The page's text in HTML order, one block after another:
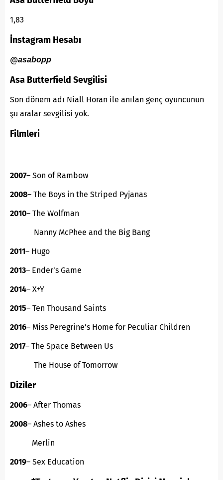
1,83
İnstagram Hesabı
@asabopp
Asa Butterfield Sevgilisi
Son dönem adı Niall Horan ile anılan genç oyuncunun
şu aralar sevgilisi yok.
Filmleri
2007– Son of Rambow
2008– The Boys in the Striped Pyjanas
2010– The Wolfman
Nanny McPhee and the Big Bang
2011– Hugo
2013– Ender’s Game
2014– X+Y
2015– Ten Thousand Saints
2016– Miss Peregrine’s Home for Peculiar Children
2017– The Space Between Us
The House of Tomorrow
Diziler
2006– After Thomas
2008– Ashes to Ashes
Merlin
2019– Sex Education